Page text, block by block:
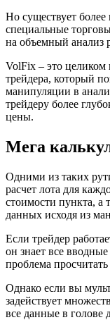
Но существует более
специальные
на объемный анализ
VolFix – это
трейдера, который
манипуляции в
трейдеру более
цены.
Мега
Одними из таких
расчет лота для
стоимости пункта, а
данных исходя из
Если трейдер
он знает все
проблема
Однако если вы
задействует
все данные в голове